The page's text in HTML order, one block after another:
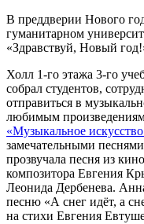
В преддверии Нового
гуманитарном
«Здравствуй, Новый
Холл 1-го этажа 3-го
собрал студентов,
отправиться в
любимым
«Музыкальное
замечательными
прозвучала песня из
композитора Евгения
Леонида Дербенева.
песню «А снег идёт, а
на стихи Евгения